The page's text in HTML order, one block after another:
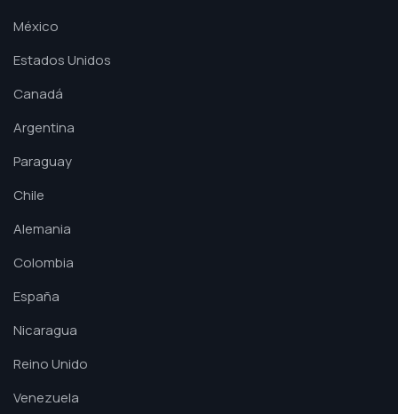
México
Estados Unidos
Canadá
Argentina
Paraguay
Chile
Alemania
Colombia
España
Nicaragua
Reino Unido
Venezuela